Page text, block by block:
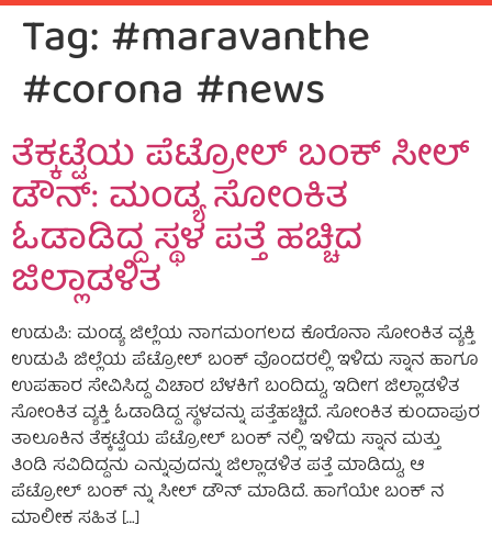
Tag:#maravanthe
#corona #news
ತೆಕ್ಕಟ್ಟೆಯ ಪೆಟ್ರೋಲ್ ಬಂಕ್ ಸೀಲ್
ಡೌನ್: ಮಂಡ್ಯ ಸೋಂಕಿತ
ಓಡಾಡಿದ್ದ ಸ್ಥಳ ಪತ್ತೆ ಹಚ್ಚಿದ
ಜಿಲ್ಲಾಡಳಿತ
ಉಡುಪಿ: ಮಂಡ್ಯ ಜಿಲ್ಲೆಯ ನಾಗಮಂಗಲದ ಕೊರೊನಾ ಸೋಂಕಿತ ವ್ಯಕ್ತಿ
ಉಡುಪಿ ಜಿಲ್ಲೆಯ ಪೆಟ್ರೋಲ್ ಬಂಕ್ ವೊಂದರಲ್ಲಿ ಇಳಿದು ಸ್ನಾನ ಹಾಗೂ
ಉಪಹಾರ ಸೇವಿಸಿದ್ದ ವಿಚಾರ ಬೆಳಕಿಗೆ ಬಂದಿದ್ದು, ಇದೀಗ ಜಿಲ್ಲಾಡಳಿತ
ಸೋಂಕಿತ ವ್ಯಕ್ತಿ ಓಡಾಡಿದ್ದ ಸ್ಥಳವನ್ನು ಪತ್ತೆಹಚ್ಚಿದೆ. ಸೋಂಕಿತ ಕುಂದಾಪುರ
ತಾಲೂಕಿನ ತೆಕ್ಕಟ್ಟೆಯ ಪೆಟ್ರೋಲ್ ಬಂಕ್ ನಲ್ಲಿ ಇಳಿದು ಸ್ನಾನ ಮತ್ತು
ತಿಂಡಿ ಸವಿದಿದ್ದನು ಎನ್ನುವುದನ್ನು ಜಿಲ್ಲಾಡಳಿತ ಪತ್ತೆ ಮಾಡಿದ್ದು, ಆ
ಪೆಟ್ರೋಲ್ ಬಂಕ್ ನ್ನು ಸೀಲ್ ಡೌನ್ ಮಾಡಿದೆ. ಹಾಗೆಯೇ ಬಂಕ್ ನ
ಮಾಲೀಕ ಸಹಿತ […]